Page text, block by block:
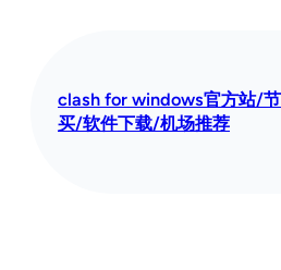
clash for windows官方站/
买/软件下载/机场推荐